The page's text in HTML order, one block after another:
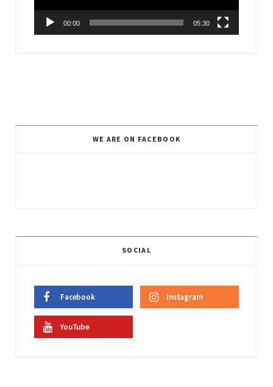
00:00 05:30
WE ARE ON FACEBOOK
SOCIAL
Facebook Instagram
YouTube